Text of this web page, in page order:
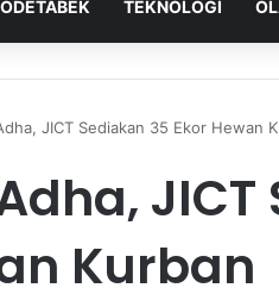
TEKNOLOGI
JICT Sediakan 35 Ekor Hewan
JICT
Kurban